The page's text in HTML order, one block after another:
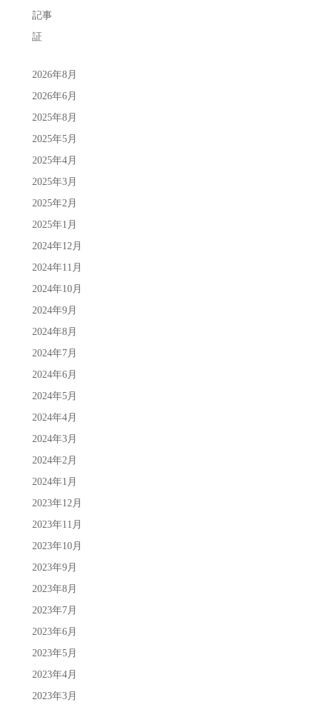
記事
証
2026年8月
2026年6月
2025年8月
2025年5月
2025年4月
2025年3月
2025年2月
2025年1月
2024年12月
2024年11月
2024年10月
2024年9月
2024年8月
2024年7月
2024年6月
2024年5月
2024年4月
2024年3月
2024年2月
2024年1月
2023年12月
2023年11月
2023年10月
2023年9月
2023年8月
2023年7月
2023年6月
2023年5月
2023年4月
2023年3月